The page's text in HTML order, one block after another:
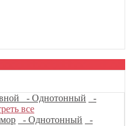
- Однотонный
-
все
- Однотонный
-